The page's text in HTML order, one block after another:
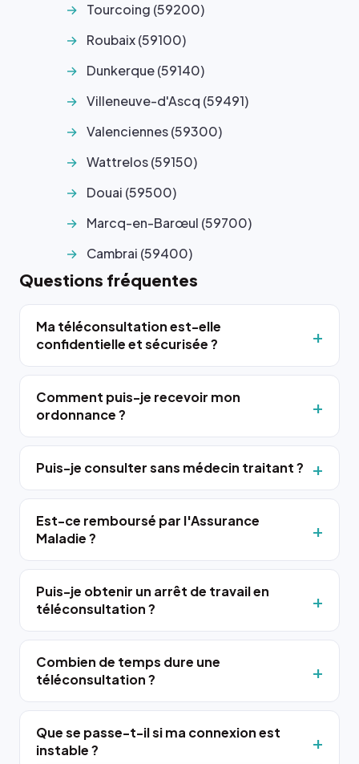
Tourcoing (59200)
Roubaix (59100)
Dunkerque (59140)
Villeneuve-d'Ascq (59491)
Valenciennes (59300)
Wattrelos (59150)
Douai (59500)
Marcq-en-Barœul (59700)
Cambrai (59400)
Questions fréquentes
Ma téléconsultation est-elle
confidentielle et sécurisée ?
Comment puis-je recevoir mon
ordonnance ?
Puis-je consulter sans médecin traitant ?
Est-ce remboursé par l'Assurance
Maladie ?
Puis-je obtenir un arrêt de travail en
téléconsultation ?
Combien de temps dure une
téléconsultation ?
Que se passe-t-il si ma connexion est
instable ?